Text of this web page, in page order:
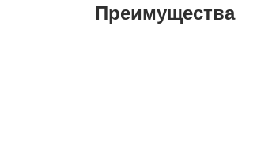
Преимущества